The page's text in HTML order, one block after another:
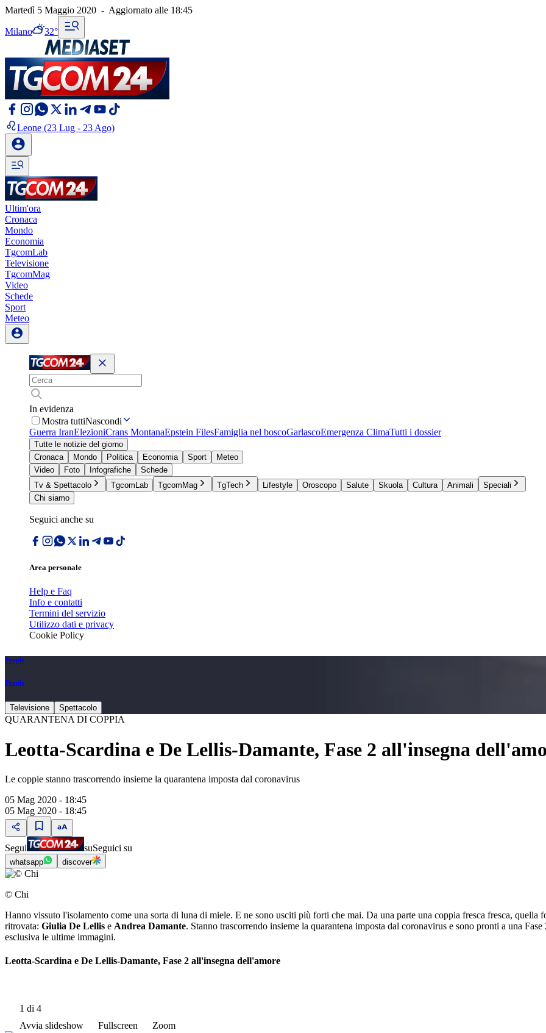
Martedì 5 Maggio 2020 - Aggiornato alle 18:45
Milano 32°
Leone (23 Lug - 23 Ago)
Ultim'ora
Cronaca
Mondo
Economia
TgcomLab
Televisione
TgcomMag
Video
Schede
Sport
Meteo
In evidenza
Mostra tuttiNascondi
Guerra IranElezioniCrans MontanaEpstein FilesFamiglia nel boscoGarlascoEmergenza ClimaTutti i dossier
Tutte le notizie del giorno
Cronaca
Mondo Politica Economia Sport
Meteo
Video
Foto Infografiche
Schede
Tv & Spettacolo
TgcomLab TgcomMag TgTech Lifestyle Oroscopo Salute Skuola Cultura Animali
Speciali
Chi siamo
Seguici anche su
Area personale
Help e Faq
Info e contatti
Termini del servizio
Utilizzo dati e privacy
Cookie Policy
People
People
Televisione Spettacolo
QUARANTENA DI COPPIA
Leotta-Scardina e De Lellis-Damante, Fase 2 all'insegna
Le coppie stanno trascorrendo insieme la quarantena imposta dal coronavirus
05 Mag 2020 - 18:45
05 Mag 2020 - 18:45
Segui suSeguici su
whatsapp discover
© Chi
Hanno vissuto l'isolamento come una sorta di luna di miele. E ne sono usciti più forti che mai. Da una parte una coppia fresca fresca, quella
ritrovata: Giulia De Lellis e Andrea Damante. Stanno trascorrendo insieme la quarantena imposta dal coronavirus e sono pronti a una
esclusiva le ultime immagini.
Leotta-Scardina e De Lellis-Damante, Fase 2 all'insegna dell'amore
1 di 4
Avvia slideshow
Fullscreen Zoom